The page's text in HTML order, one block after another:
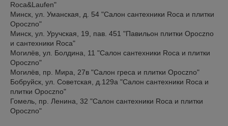
Roca&Laufen"
Минск, ул. Уманская, д. 54 "Салон сантехники Roca и плитки
Opoczno"
Минск, ул. Уручская, 19, пав. 451 "Павильон плитки Opoczno
и сантехники Roca"
Могилёв, ул. Болдина, 11 "Салон сантехники Roca и плитки
Opoczno"
Могилёв, пр. Мира, 27в "Салон греса и плитки Opoczno"
Бобруйск, ул. Советская, д.129а "Салон сантехники Roca и
плитки Opoczno"
Гомель, пр. Ленина, 32 "Салон сантехники Roca и плитки
Opoczno"